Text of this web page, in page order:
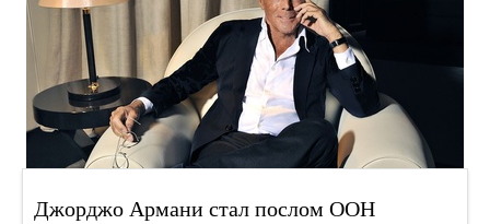
Джорджо Армани стал послом ООН